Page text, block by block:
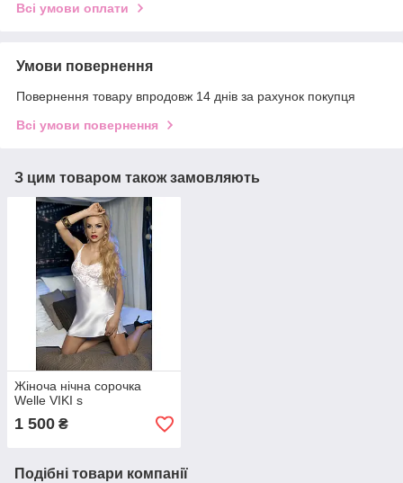
Всі умови оплати
Умови повернення
Повернення товару впродовж 14 днів за рахунок покупця
Всі умови повернення
З цим товаром також замовляють
Жіноча нічна сорочка
Welle VIKI s
1 500 ₴
Подібні товари компанії